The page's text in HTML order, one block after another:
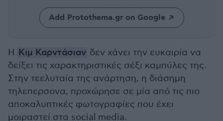
Add Protothema.gr on Google
Η Κιμ Καρντάσιαν δεν χάνει την ευκαιρία να
δείξει τις χαρακτηριστικές σέξι καμπύλες της.
Στην τεελυταία της ανάρτηση, η διάσημη
τηλεπερσονα, προχώρησε σε μία από τις πιο
αποκαλυπτικές φωτογραφίες που έχει
μοιραστεί στα social media.